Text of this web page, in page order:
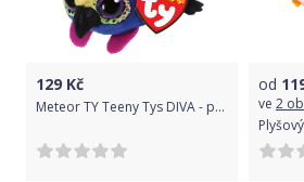
129 Kč
Meteor TY Teeny Tys DIVA - parrot
od
ve 2